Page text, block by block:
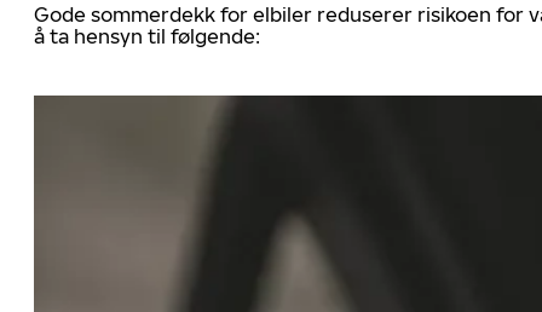
Gode sommerdekk for elbiler reduserer risikoen for
å ta hensyn til følgende: